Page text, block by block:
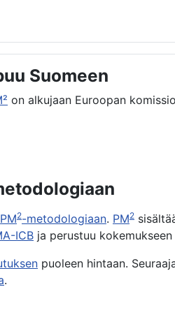
Suomeen
on alkujaan Euroopan
PM2-metodologiaan. PM2
ICB ja perustuu
puoleen hintaan.
.